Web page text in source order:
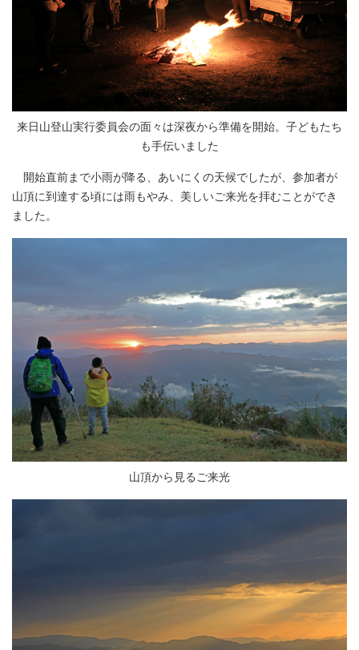
来日山登山実行委員会の面々は深夜から準備を開始。子どもたち
も手伝いました
開始直前まで小雨が降る、あいにくの天候でしたが、参加者が
山頂に到達する頃には雨もやみ、美しいご来光を拝むことができ
ました。
山頂から見るご来光